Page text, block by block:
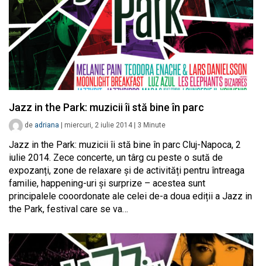
Jazz in the Park: muzicii îi stă bine în parc
de adriana | miercuri, 2 iulie 2014 | 3 Minute
Jazz in the Park: muzicii îi stă bine în parc Cluj-Napoca, 2
iulie 2014. Zece concerte, un târg cu peste o sută de
expozanți, zone de relaxare și de activități pentru întreaga
familie, happening-uri și surprize – acestea sunt
principalele cooordonate ale celei de-a doua ediții a Jazz in
the Park, festival care se va…